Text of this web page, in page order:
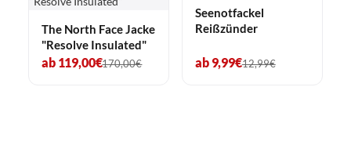
The North Face Jacke
"Resolve Insulated"
ab 119,00€170,00€
Seenotfackel
Reißzünder
ab 9,99€12,99€